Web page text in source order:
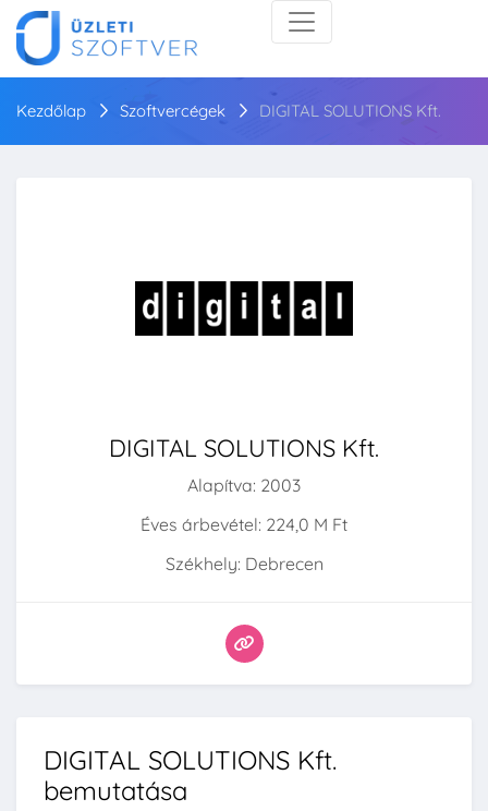
Kezdőlap Szoftvercégek DIGITAL SOLUTIONS Kft.
DIGITAL SOLUTIONS Kft.
Alapítva: 2003
Éves árbevétel: 224,0 M Ft
Székhely: Debrecen
DIGITAL SOLUTIONS Kft.
bemutatása